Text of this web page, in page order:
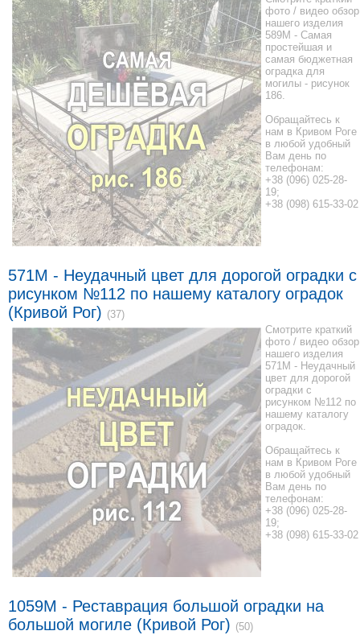
фото / видео обзор
нашего изделия
589M - Самая
простейшая и
самая бюджетная
оградка для
могилы - рисунок
186.
Обращайтесь к
нам в Кривом Роге
в любой удобный
Вам день по
телефонам:
+38 (096) 025-28-
19;
+38 (098) 615-33-02
571M - Неудачный цвет для дорогой оградки с
рисунком №112 по нашему каталогу оградок
(Кривой Рог) (37)
Смотрите краткий
фото / видео обзор
нашего изделия
571M - Неудачный
цвет для дорогой
оградки с
рисунком №112 по
нашему каталогу
оградок.
Обращайтесь к
нам в Кривом Роге
в любой удобный
Вам день по
телефонам:
+38 (096) 025-28-
19;
+38 (098) 615-33-02
1059М - Реставрация большой оградки на
большой могиле (Кривой Рог) (50)